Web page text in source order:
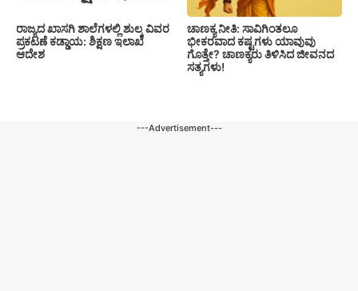
ರಾಜ್ಯದ ಖಾಸಗಿ ಶಾಲೆಗಳಲ್ಲಿ ಶುಲ್ಕ ವಿವರ
ಪ್ರಕಟಣೆ ಕಡ್ಡಾಯ: ಶಿಕ್ಷಣ ಇಲಾಖೆ
ಆದೇಶ
ಚಾಣಕ್ಯ ನೀತಿ: ಸಾವಿಗಿಂತಲೂ
ಭೀಕರವಾದ ಕಷ್ಟಗಳು ಯಾವುವು
ಗೊತ್ತೇ? ಚಾಣಕ್ಯರು ತಿಳಿಸಿದ ಜೀವನದ
ಸತ್ಯಗಳು!
---Advertisement---